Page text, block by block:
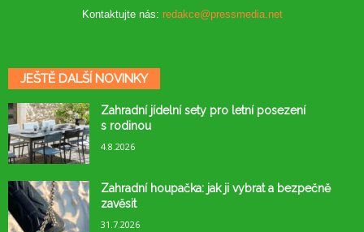
Kontaktujte nás: redakce@pressmedia.net
JEŠTĚ DALŠÍ NOVINKY
Zahradní jídelní sety pro letní posezení
s rodinou
4.8.2026
Zahradní houpačka: jak ji vybrat a bezpečně
zavěsit
31.7.2026